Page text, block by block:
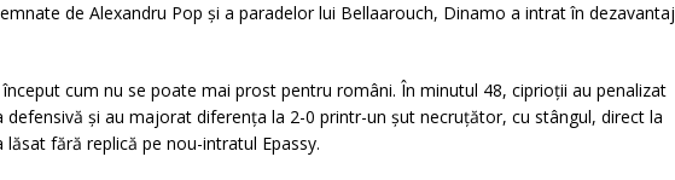
de Alexandru Pop și a paradelor lui Bellaarouch, Dinamo a intrat în dezavantaj
început cum nu se poate mai prost pentru români. În minutul 48, ciprioții au penalizat
defensivă și au majorat diferența la 2-0 printr-un șut necruțător, cu stângul, direct la
lăsat fără replică pe nou-intratul Epassy.